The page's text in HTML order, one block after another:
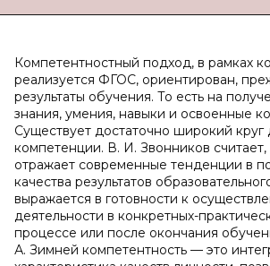
Компетентностный подход, в рамках
реализуется ФГОС, ориентирован,
результаты обучения. То есть на
знания, умения, навыки и освоенные
Существует достаточно широкий
компетенции. В. И. Звонников
отражает современные тенденции в
качества результатов
выражается в готовности к
деятельности в конкретных-
процессе или после окончания
А. Зимней компетентность — это